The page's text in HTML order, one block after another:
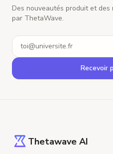
Des nouveautés produit et
par ThetaWave.
E-mail
Recevoir
Thetawave AI